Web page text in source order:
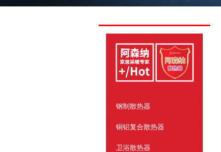
钢制散热器
铜铝复合散热器
卫浴散热器